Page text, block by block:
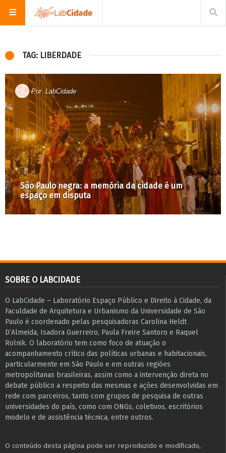
TAG: LIBERDADE
Por LabCidade
São Paulo negra: a memória da cidade é um
espaço em disputa
SOBRE O LABCIDADE
O LabCidade – Laboratório Espaço Público e Direito à Cidade, da
Faculdade de Arquitetura e Urbanismo da Universidade de São
Paulo é coordenado pelas pesquisadoras Carolina Heldt
D’Almeida, Isadora Guerreiro, Paula Freire Santoro e Raquel
Rolnik. O laboratório tem como foco de atuação o
acompanhamento crítico das políticas urbanas e habitacionais,
particularmente em São Paulo e ​em outras regiões
metropolitanas brasileiras, assim como a intervenção direta no
debate público a respeito das mesmas e ações desenvolvidas em
r​e​de com parceiros, tanto com grupos de pesquisa ​de outras
universidades do país, como com ONGs, coletivos, escritórios
modelo e de assistência técnica​, entre outros​.
O conteúdo desta página pode ser reproduzido e modificado,